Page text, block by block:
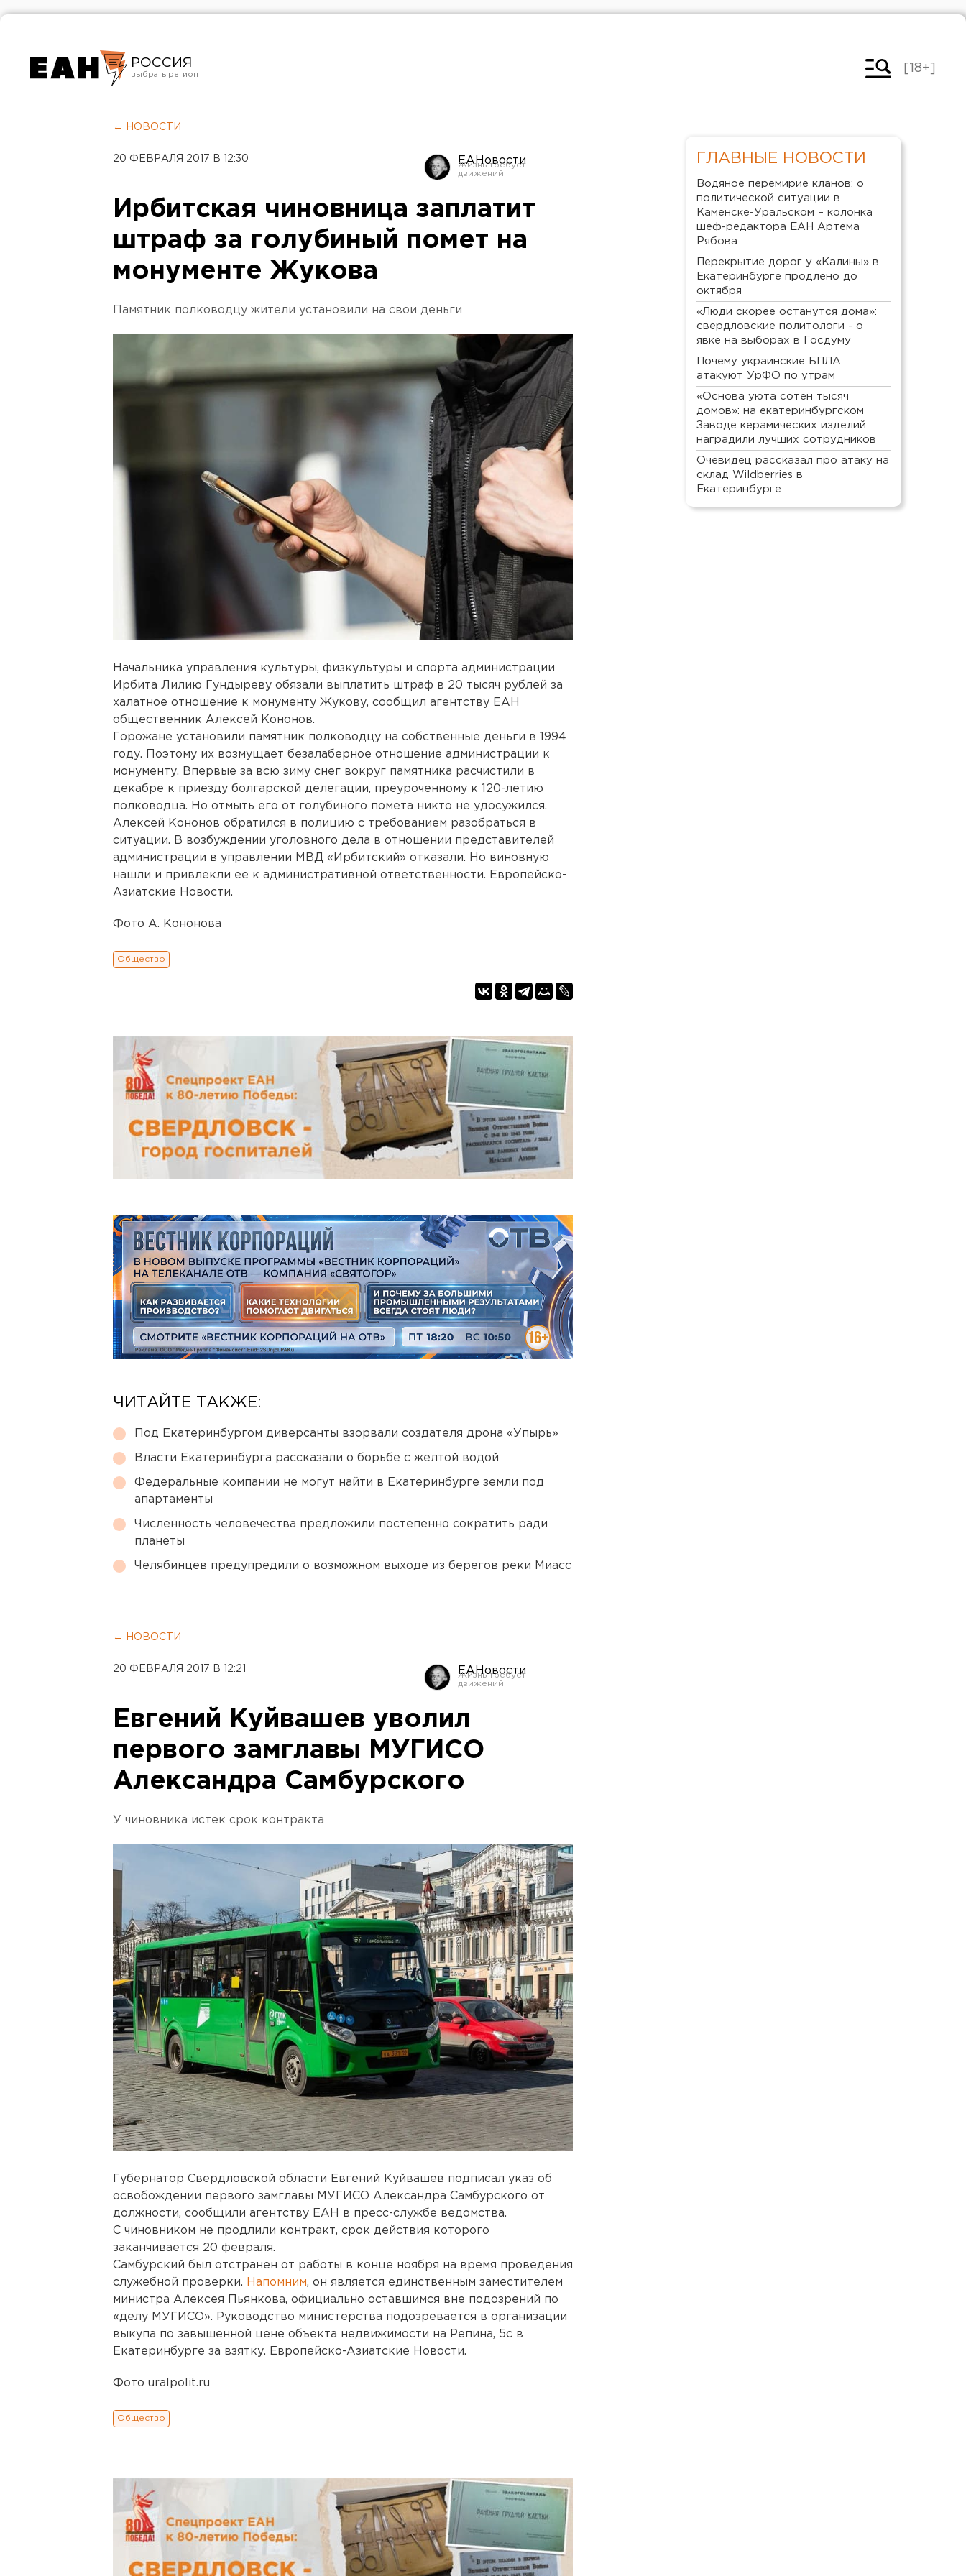
РОССИЯ
Челябинск
[18+]
← НОВОСТИ
20 ФЕВРАЛЯ 2017 В 12:30 ЕАНовости
Ирбитская чиновница заплатит
штраф за голубиный помет на
монументе Жукова
Памятник полководцу жители установили на свои деньги
Начальника управления культуры, физкультуры и спорта администрации
Ирбита Лилию Гундыреву обязали выплатить штраф в 20 тысяч рублей за
халатное отношение к монументу Жукову, сообщил агентству ЕАН
общественник Алексей Кононов.
Горожане установили памятник полководцу на собственные деньги в 1994
году. Поэтому их возмущает безалаберное отношение администрации к
монументу. Впервые за всю зиму снег вокруг памятника расчистили в
декабре к приезду болгарской делегации, преуроченному к 120-летию
полководца. Но отмыть его от голубиного помета никто не удосужился.
Алексей Кононов обратился в полицию с требованием разобраться в
ситуации. В возбуждении уголовного дела в отношении представителей
администрации в управлении МВД «Ирбитский» отказали. Но виновную
нашли и привлекли ее к административной ответственности. Европейско-
Азиатские Новости.
Фото А. Кононова
Общество
ЧИТАЙТЕ ТАКЖЕ:
Под Екатеринбургом диверсанты взорвали создателя дрона «Упырь»
Власти Екатеринбурга рассказали о борьбе с желтой водой
Федеральные компании не могут найти в Екатеринбурге земли под
апартаменты
Численность человечества предложили постепенно сократить ради
планеты
Челябинцев предупредили о возможном выходе из берегов реки Миасс
← НОВОСТИ
20 ФЕВРАЛЯ 2017 В 12:21 ЕАНовости
Евгений Куйвашев уволил
первого замглавы МУГИСО
Александра Самбурского
У чиновника истек срок контракта
Губернатор Свердловской области Евгений Куйвашев подписал указ об
освобождении первого замглавы МУГИСО Александра Самбурского от
должности, сообщили агентству ЕАН в пресс-службе ведомства.
С чиновником не продлили контракт, срок действия которого
заканчивается 20 февраля.
Самбурский был отстранен от работы в конце ноября на время проведения
служебной проверки. Напомним, он является единственным заместителем
министра Алексея Пьянкова, официально оставшимся вне подозрений по
«делу МУГИСО». Руководство министерства подозревается в организации
выкупа по завышенной цене объекта недвижимости на Репина, 5с в
Екатеринбурге за взятку. Европейско-Азиатские Новости.
Фото uralpolit.ru
Общество
ГЛАВНЫЕ НОВОСТИ
Водяное перемирие кланов: о
политической ситуации в
Каменске-Уральском – колонка
шеф-редактора ЕАН Артема
Рябова
Перекрытие дорог у «Калины» в
Екатеринбурге продлено до
октября
«Люди скорее останутся дома»:
свердловские политологи - о
явке на выборах в Госдуму
Почему украинские БПЛА
атакуют УрФО по утрам
«Основа уюта сотен тысяч
домов»: на екатеринбургском
Заводе керамических изделий
наградили лучших сотрудников
Очевидец рассказал про атаку на
склад Wildberries в
Екатеринбурге